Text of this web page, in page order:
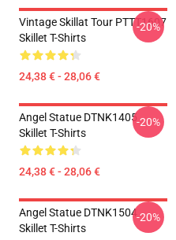
Vintage Skillat Tour PTTT1607
Skillet T-Shirts
24,38 € - 28,06 €
-20%
Angel Statue DTNK1405
Skillet T-Shirts
24,38 € - 28,06 €
-20%
Angel Statue DTNK1504
Skillet T-Shirts
-20%